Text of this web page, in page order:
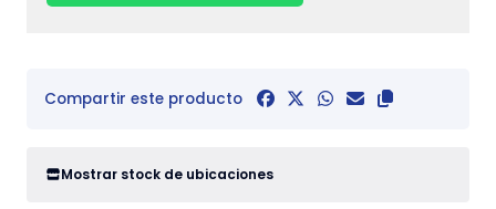
Compartir este producto
Mostrar stock de ubicaciones